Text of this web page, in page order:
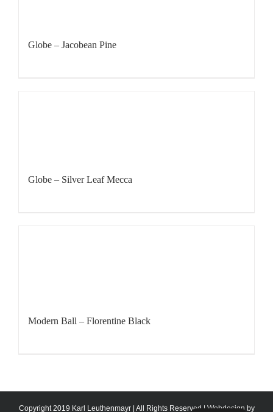
Globe – Jacobean Pine
Globe – Silver Leaf Mecca
Modern Ball – Florentine Black
Copyright 2019 Karl Leuthenmayr | All Rights Reserved | Webdesign by